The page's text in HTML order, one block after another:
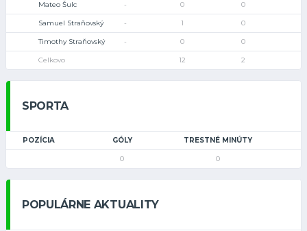
Mateo Šulc - 0 0
Samuel Straňovský - 1 0
Timothy Straňovský - 0 0
Celkovo 12 2
SPORTA
POZÍCIA GÓLY TRESTNÉ MINÚTY
0 0
POPULÁRNE AKTUALITY